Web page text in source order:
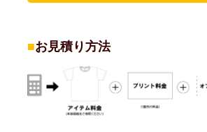
■お見積り方法